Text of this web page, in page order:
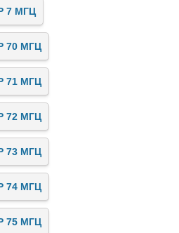
7 МГЦ
70 МГЦ
71 МГЦ
72 МГЦ
73 МГЦ
74 МГЦ
75 МГЦ